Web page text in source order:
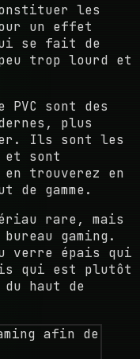
les
un effet
se fait de
trop lourd et
sont des
plus
Ils sont les
et sont
trouverez en
gamme.
rare, mais
gaming.
verre épais qui
qui est plutôt
haut de